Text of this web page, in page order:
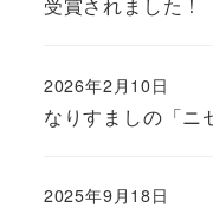
受賞されました！
なりすましの「ニ
2026年2月10日
2025年9月18日